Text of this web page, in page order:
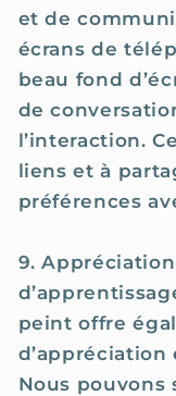
et de
écrans de
beau fond
de
l’interaction.
liens et à
préférences
9.
peint offre
d’appréciation
Nous pouvons